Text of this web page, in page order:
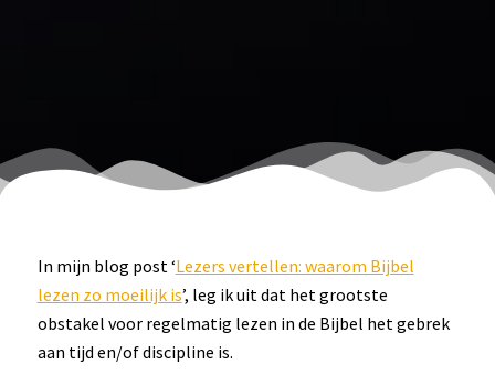
In mijn blog post ‘Lezers vertellen: waarom Bijbel
lezen zo moeilijk is’, leg ik uit dat het grootste
obstakel voor regelmatig lezen in de Bijbel het gebrek
aan tijd en/of discipline is.